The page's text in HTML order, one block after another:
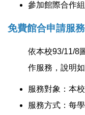
參加館際合作組
免費館合申請服務
依本校93/11/8
作服務，說明如
服務對象：本
服務方式：每